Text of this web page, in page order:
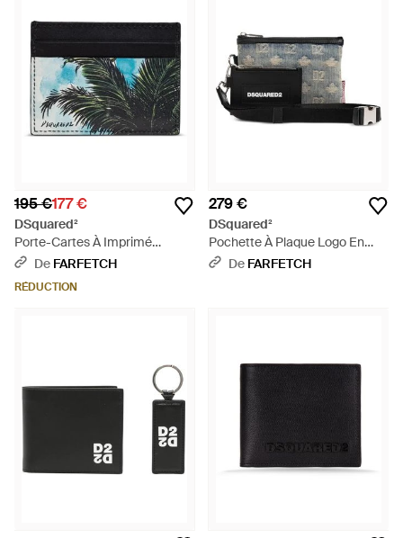
195 €177 €
DSquared²
Porte-Cartes À Imprimé
Palmier - Noir
De FARFETCH
RÉDUCTION
279 €
DSquared²
Pochette À Plaque Logo En
Jean - Noir
De FARFETCH